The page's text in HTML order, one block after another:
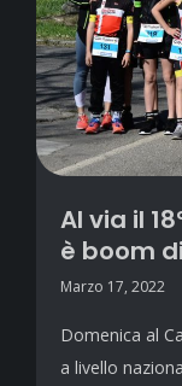
Al via il
è boom
Marzo 17, 2022
Domenica al
a livello